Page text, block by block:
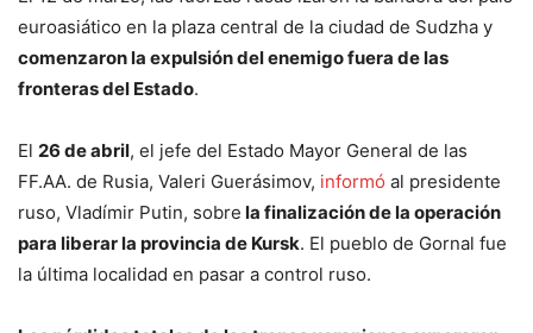
euroasiático en la plaza central de la ciudad de Sudzha y
comenzaron la expulsión del enemigo fuera de las
fronteras del Estado.
El 26 de abril, el jefe del Estado Mayor General de las
FF.AA. de Rusia, Valeri Guerásimov, informó al presidente
ruso, Vladímir Putin, sobre la finalización de la operación
para liberar la provincia de Kursk. El pueblo de Gornal fue
la última localidad en pasar a control ruso.